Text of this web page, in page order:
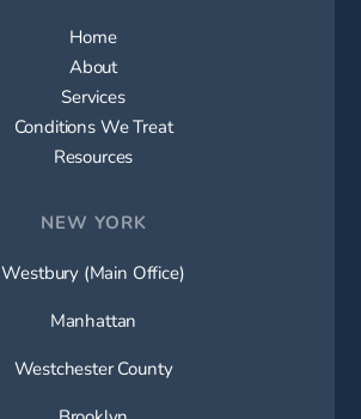
Home
About
Services
Conditions We Treat
Resources
NEW YORK
Westbury (Main Office)
Manhattan
Westchester County